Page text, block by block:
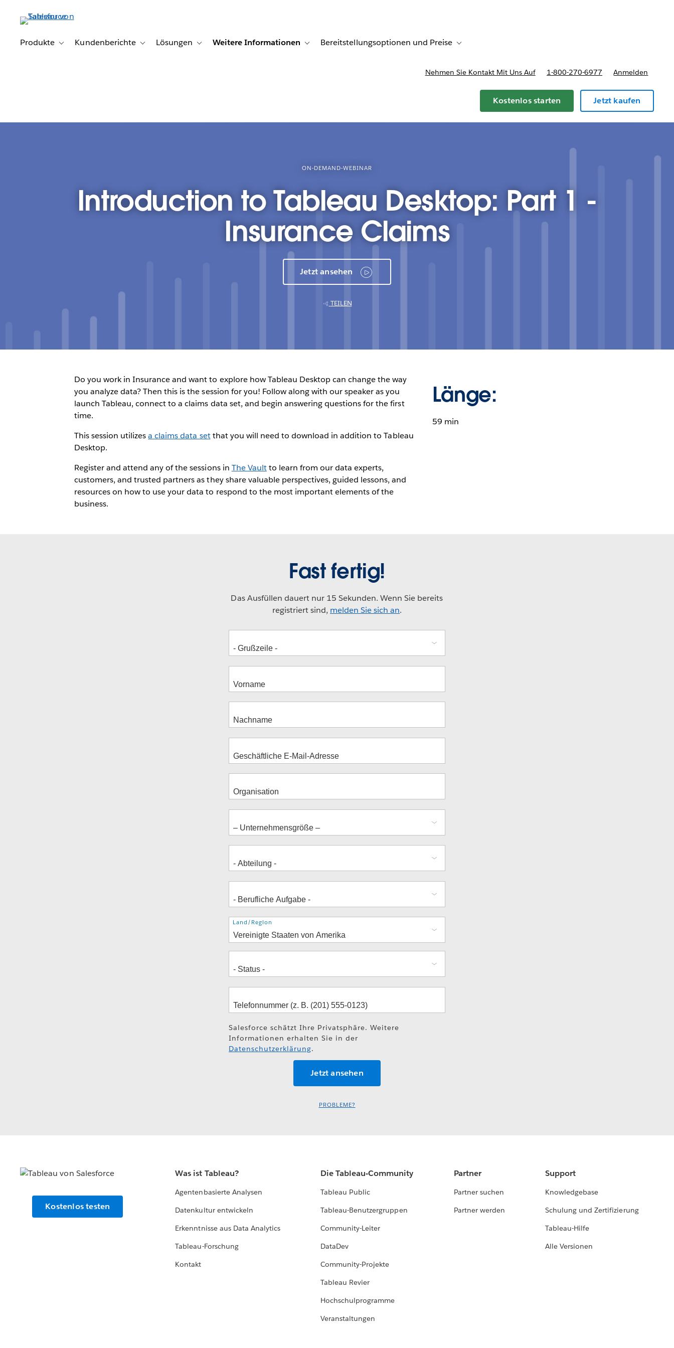
Produkte
Toggle sub-navigation for Produkte
Kundenberichte Toggle sub-navigation for Kundenberichte
Lösungen Toggle sub-navigation for Lösungen
Weitere Informationen Toggle sub-navigation for Weitere Informationen
Bereitstellungsoptionen und Preise Toggle sub-navigation for Bereitstellungsoptionen und Preise
Nehmen Sie Kontakt Mit Uns Auf 1-800-270-6977 Anmelden
Kostenlos starten Jetzt kaufen
ON-DEMAND-WEBINAR
Introduction to Tableau Desktop: Part 1 -
Insurance Claims
Jetzt ansehen
TEILEN
Do you work in Insurance and want to explore how Tableau Desktop can change the way
you analyze data? Then this is the session for you! Follow along with our speaker as you
launch Tableau, connect to a claims data set, and begin answering questions for the first
time.
This session utilizesa claims data setthat you will need to download in addition to Tableau
Desktop.
Register and attend any of the sessions in The Vaultto learn from our data experts,
customers, and trusted partners as they share valuable perspectives, guided lessons, and
resources on how to use your data to respond to the most important elements of the
business.
Länge:
59 min
Fast fertig!
Das Ausfüllen dauert nur 15 Sekunden. Wenn Sie bereits
registriert sind, melden Sie sich an.
Adresse
Land/Region
Salesforce schätzt Ihre Privatsphäre. Weitere
Informationen erhalten Sie in der
Datenschutzerklärung.
PROBLEME?
Kostenlos testen
Was ist Tableau?
Agentenbasierte Analysen
Datenkultur entwickeln
Erkenntnisse aus Data Analytics
Tableau-Forschung
Kontakt
Die Tableau-Community
Tableau Public
Tableau-Benutzergruppen
Community-Leiter
DataDev
Community-Projekte
Tableau Revier
Hochschulprogramme
Veranstaltungen
Partner
Partner suchen
Partner werden
Support
Knowledgebase
Schulung und Zertifizierung
Tableau-Hilfe
Alle Versionen